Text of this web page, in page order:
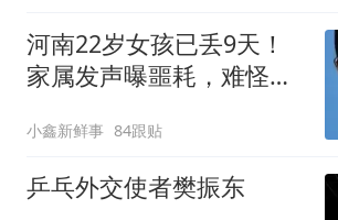
河南22岁女孩已丢9天！
家属发声曝噩耗，难怪搜
小鑫新鲜事 84跟贴
乒乓外交使者樊振东